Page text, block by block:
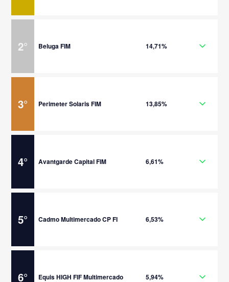
2° Beluga FIM 14,71%
3° Perimeter Solaris FIM 13,85%
4° Avantgarde Capital FIM 6,61%
5° Cadmo Multimercado CP FI 6,53%
6° Equis HIGH FIF Multimercado 5,94%